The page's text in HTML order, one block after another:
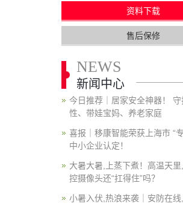
资料下载
售后保修
NEWS
新闻中心
今日推荐｜居家安全神器！
性、带娃宝妈、养老家庭
喜报｜移康智能荣获上海市 “
中小企业认定！
大暑大暑,上蒸下煮！高温天
控摄像头还“扛得住”吗？
小暑入伏,热浪来袭｜安防在